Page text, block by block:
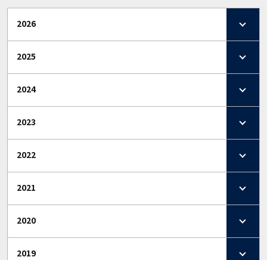
2026
2025
2024
2023
2022
2021
2020
2019